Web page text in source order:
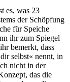
es, was 23
der Schöpfung
für Speiche
ihr zum Spiegel
bemerkt, dass
selbst« nennt, in
nicht in der
das die